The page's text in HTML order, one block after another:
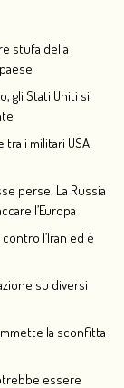
stufa della
gli Stati Uniti si
tra i militari USA
perse. La Russia
l’Europa
l’Iran ed è
su diversi
la sconfitta
essere